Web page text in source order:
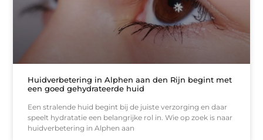
Huidverbetering in Alphen aan den Rijn begint met
een goed gehydrateerde huid
Een stralende huid begint bij de juiste verzorging en daar
speelt hydratatie een belangrijke rol in. Wie op zoek is naar
huidverbetering in Alphen aan